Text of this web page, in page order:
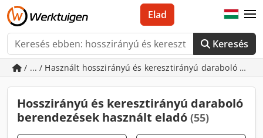
Keresés
Elad
/ ... / Használt hosszirányú és keresztirányú daraboló
Hosszirányú és keresztirányú daraboló
berendezések használt eladó (55)